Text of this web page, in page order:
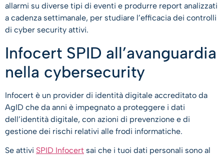
allarmi su diverse tipi di eventi e produrre report analizzati
a cadenza settimanale, per studiare l’efficacia dei controlli
di cyber security attivi.
Infocert SPID all’avanguardia
nella cybersecurity
Infocert è un provider di identità digitale accreditato da
AgID che da anni è impegnato a proteggere i dati
dell’identità digitale, con azioni di prevenzione e di
gestione dei rischi relativi alle frodi informatiche.
Se attivi SPID Infocert sai che i tuoi dati personali sono al